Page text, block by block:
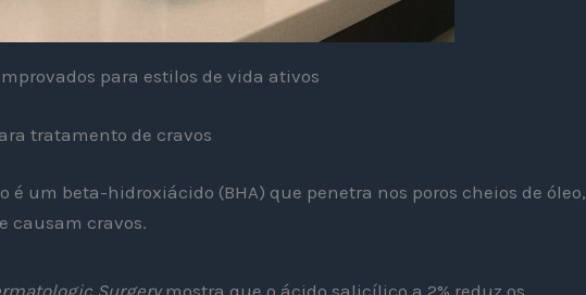
para estilos de vida ativos
tratamento de cravos
é um beta-hidroxiácido (BHA) que penetra nos poros cheios de óleo,
causam cravos.
Surgerymostra que o ácido salicílico a 2% reduz os